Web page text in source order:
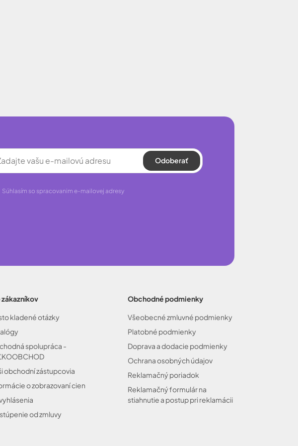
Odoberať
Súhlasím so spracovanim e-mailovej adresy
zákazníkov
kladené otázky
spolupráca -
obchodní zástupcovia
o zobrazovaní cien
od zmluvy
Obchodné podmienky
Všeobecné zmluvné podmienky
Platobné podmienky
Doprava a dodacie podmienky
Ochrana osobných údajov
Reklamačný poriadok
Reklamačný formulár na
stiahnutie a postup pri reklamácii